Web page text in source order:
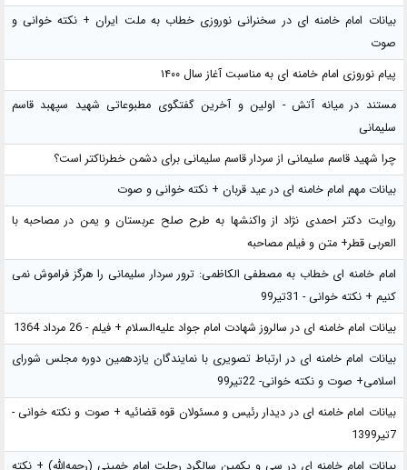
بیانات امام خامنه ای در سخنرانی نوروزی خطاب به ملت ایران + نکته خوانی و
صوت
پیام نوروزی امام خامنه ای به مناسبت آغاز سال ۱۴۰۰
مستند در میانه آتش - اولین و آخرین گفتگوی مطبوعاتی شهید سپهبد قاسم
سلیمانی
چرا شهید قاسم سلیمانی از سردار قاسم سلیمانی برای دشمن خطرناکتر است؟
بیانات مهم امام خامنه ای در عید قربان + نکته خوانی و صوت
روایت دکتر احمدی نژاد از واکنشها به طرح صلح عربستان و یمن در مصاحبه با
العربی قطر+ متن و فیلم مصاحبه
امام خامنه ای خطاب به مصطفی الکاظمی: ترور سردار سلیمانی را هرگز فراموش نمی
کنیم + نکته خوانی - 31تیر99
بیانات امام خامنه ای در سالروز شهادت امام جواد علیه‌السلام + فیلم - 26 مرداد 1364
بیانات امام خامنه ای در ارتباط تصویری با نمایندگان یازدهمین دوره مجلس شورای
اسلامی+ صوت و نکته خوانی- 22تیر99
بیانات امام خامنه ای در دیدار رئیس و مسئولان قوه قضائیه + صوت و نکته خوانی -
7تیر1399
بیانات امام خامنه ای در سی و یکمین سالگرد رحلت امام خمینی (رحمه‌الله) + نکته